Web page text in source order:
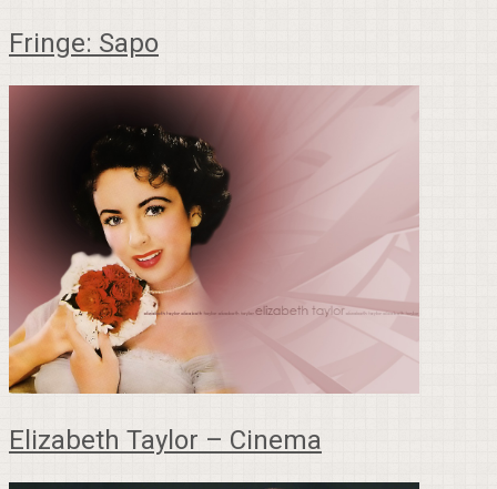
Fringe: Sapo
Elizabeth Taylor – Cinema